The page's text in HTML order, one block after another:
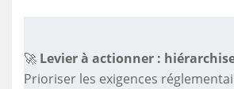
🚀 Levier à actionner :
Prioriser les exigences